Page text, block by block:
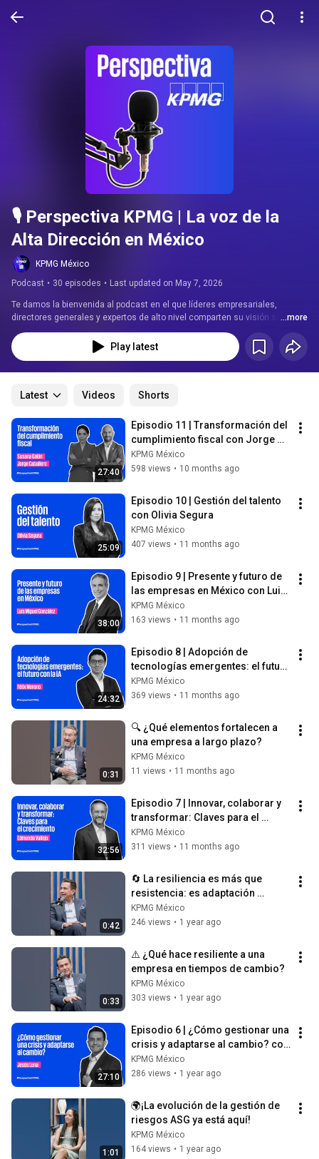
🎙️ Perspectiva KPMG | La voz de la
Alta Dirección en México
KPMG México
Podcast • 30 episodes • Last updated on May 7, 2026
Te damos la bienvenida al podcast en el que líderes empresariales,
directores generales y expertos de alto nivel comparten su visión sobre los
temas más relevantes que impactan a las organizaciones en México.  En
cada episodio, exploramos tendencias clave, estrategias de negocio,
innovación, sostenibilidad, transformación digital y los desafíos que
...more
Play latest
Latest Videos Shorts
27:40
Episodio 11 | Transformación del
cumplimiento fiscal con Jorge
Caballero y Susana Galán
KPMG México
598 views • 10 months ago
25:09
Episodio 10 | Gestión del talento
con Olivia Segura
KPMG México
407 views • 11 months ago
38:00
Episodio 9 | Presente y futuro de
las empresas en México con Luis
Miguel González
KPMG México
163 views • 11 months ago
24:32
Episodio 8 | Adopción de
tecnologías emergentes: el futuro
con la IA con Félix Moreno
KPMG México
369 views • 11 months ago
0:31
🔍 ¿Qué elementos fortalecen a
una empresa a largo plazo?
KPMG México
11 views • 11 months ago
32:56
Episodio 7 | Innovar, colaborar y
transformar: Claves para el
crecimiento con Edmundo Vallejo
KPMG México
311 views • 11 months ago
0:42
🔄 La resiliencia es más que
resistencia: es adaptación
estratégica
KPMG México
246 views • 1 year ago
0:33
⚠️ ¿Qué hace resiliente a una
empresa en tiempos de cambio?
KPMG México
303 views • 1 year ago
27:10
Episodio 6 | ¿Cómo gestionar una
crisis y adaptarse al cambio? con
Jesús Luna
KPMG México
286 views • 1 year ago
1:01
🌍¡La evolución de la gestión de
riesgos ASG ya está aquí!
KPMG México
164 views • 1 year ago